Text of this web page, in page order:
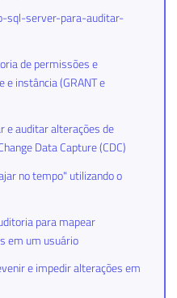
sql-server-para-auditar-
de permissões e
e instância (GRANT e
e auditar alterações de
Data Capture (CDC)
no tempo" utilizando o
para mapear
em um usuário
e impedir alterações em